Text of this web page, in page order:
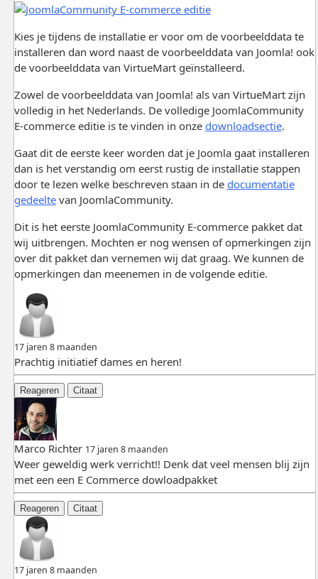
Kies je tijdens de installatie er voor om de voorbeelddata te
installeren dan word naast de voorbeelddata van Joomla! ook
de voorbeelddata van VirtueMart geïnstalleerd.
Zowel de voorbeelddata van Joomla! als van VirtueMart zijn
volledig in het Nederlands. De volledige JoomlaCommunity
E-commerce editie is te vinden in onze downloadsectie.
Gaat dit de eerste keer worden dat je Joomla gaat installeren
dan is het verstandig om eerst rustig de installatie stappen
door te lezen welke beschreven staan in de documentatie
gedeeltevan JoomlaCommunity.
Dit is het eerste JoomlaCommunity E-commerce pakket dat
wij uitbrengen. Mochten er nog wensen of opmerkingen zijn
over dit pakket dan vernemen wij dat graag. We kunnen de
opmerkingen dan meenemen in de volgende editie.
17 jaren 8 maanden
Prachtig initiatief dames en heren!
Reageren Citaat
Marco Richter 17 jaren 8 maanden
Weer geweldig werk verricht!! Denk dat veel mensen blij zijn
met een een E Commerce dowloadpakket
Reageren Citaat
17 jaren 8 maanden